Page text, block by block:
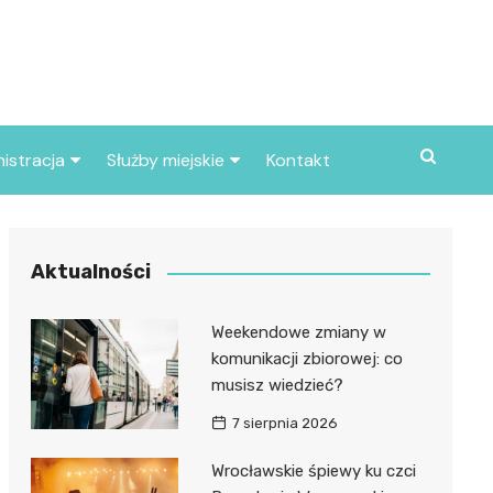
miasta
Służby miejskie
Policja
Kontakt
Aktualności
Weekendowe zmiany w
komunikacji zbiorowej: co
musisz wiedzieć?
7 sierpnia 2026
Wrocławskie śpiewy ku czci